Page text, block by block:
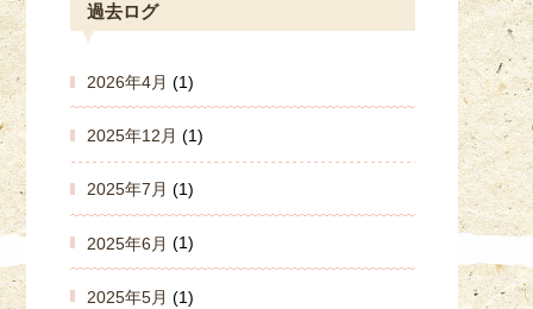
過去ログ
2026年4月 (1)
2025年12月 (1)
2025年7月 (1)
2025年6月 (1)
2025年5月 (1)